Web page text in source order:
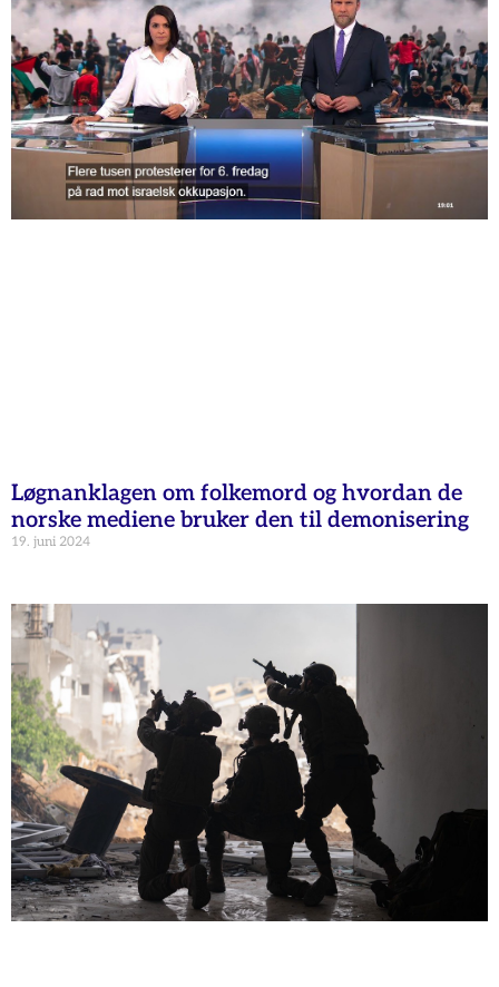
Løgnanklagen om folkemord og hvordan de
norske mediene bruker den til demonisering
19. juni 2024